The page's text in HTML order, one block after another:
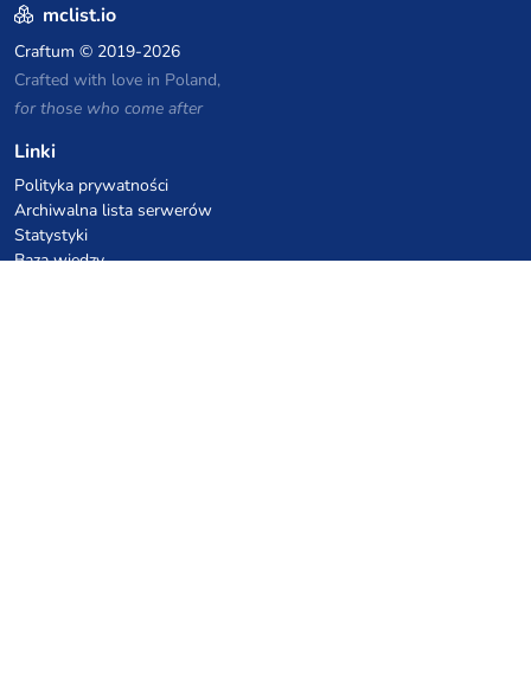
mclist.io
Craftum © 2019-2026
Crafted with love in Poland,
for those who come after
Linki
Polityka prywatności
Archiwalna lista serwerów
Statystyki
Baza wiedzy